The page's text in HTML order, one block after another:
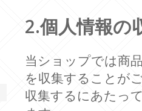
2.個人情報の
当ショップでは商
を収集することが
収集するにあたっ